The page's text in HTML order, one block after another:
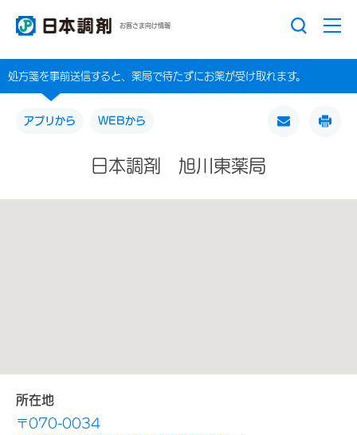
お客さま向け情報
処方箋を事前送信すると、薬局で待たずにお薬が受け取れます。
アプリから WEBから
日本調剤 旭川東薬局
所在地
〒070-0034